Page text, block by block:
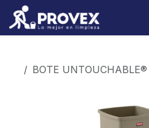
Ir al contenido
BOTE